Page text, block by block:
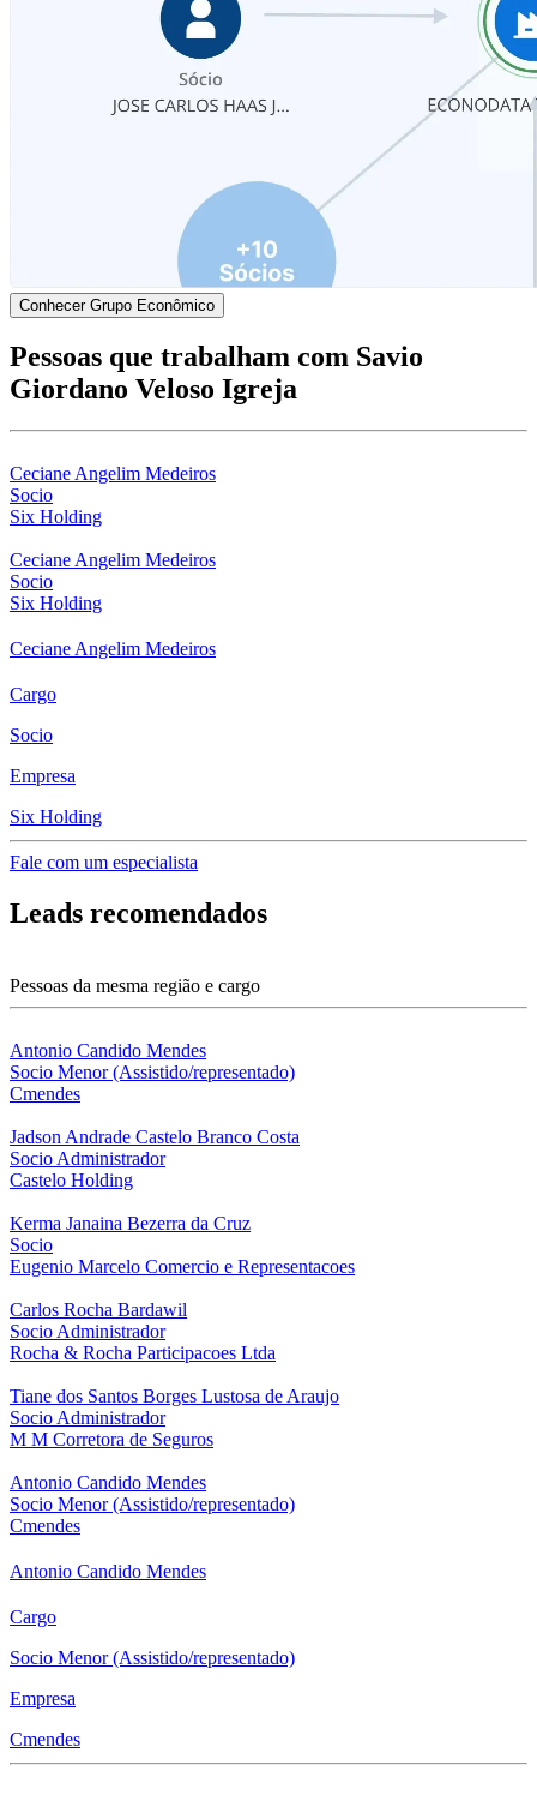
Conhecer Grupo Econômico
Pessoas que trabalham com Savio
Giordano Veloso Igreja
Ceciane Angelim Medeiros
Socio
Six Holding
Ceciane Angelim Medeiros
Socio
Six Holding
Ceciane Angelim Medeiros
Cargo
Socio
Empresa
Six Holding
Fale com um especialista
Leads recomendados
Pessoas da mesma região e cargo
Antonio Candido Mendes
Socio Menor (Assistido/representado)
Cmendes
Jadson Andrade Castelo Branco Costa
Socio Administrador
Castelo Holding
Kerma Janaina Bezerra da Cruz
Socio
Eugenio Marcelo Comercio e Representacoes
Carlos Rocha Bardawil
Socio Administrador
Rocha & Rocha Participacoes Ltda
Tiane dos Santos Borges Lustosa de Araujo
Socio Administrador
M M Corretora de Seguros
Antonio Candido Mendes
Socio Menor (Assistido/representado)
Cmendes
Antonio Candido Mendes
Cargo
Socio Menor (Assistido/representado)
Empresa
Cmendes